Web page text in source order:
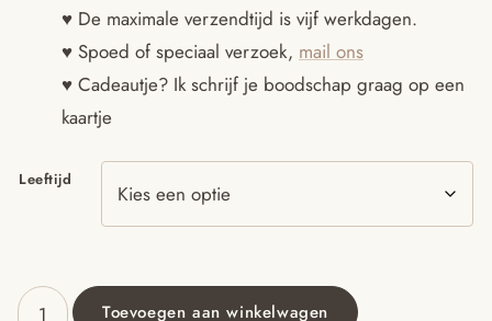
€3.95
♥ De maximale verzendtijd is vijf werkdagen.
♥ Spoed of speciaal verzoek, mail ons
♥ Cadeautje? Ik schrijf je boodschap graag op een
kaartje
Leeftijd
Toevoegen aan winkelwagen